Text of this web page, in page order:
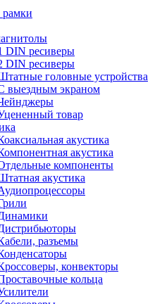
DIN ресиверы
DIN ресиверы
головные устройства
выездным экраном
товар
акустика
акустика
компоненты
акустика
разъемы
конвекторы
кольца